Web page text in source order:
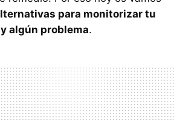
para monitorizar tu
algún problema.